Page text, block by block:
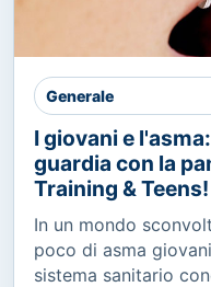
Generale
I giovani e
guardia con la
Training & Teens!
In un mondo
poco di asma
sistema sanitario